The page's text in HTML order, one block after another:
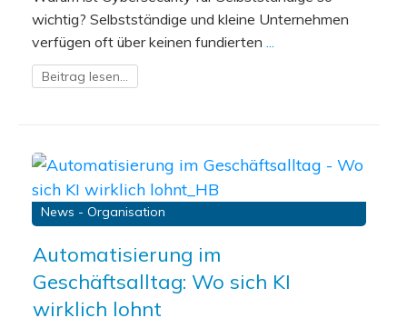
wichtig? Selbstständige und kleine Unternehmen
verfügen oft über keinen fundierten ...
Beitrag lesen...
News - Organisation
Automatisierung im
Geschäftsalltag: Wo sich KI
wirklich lohnt